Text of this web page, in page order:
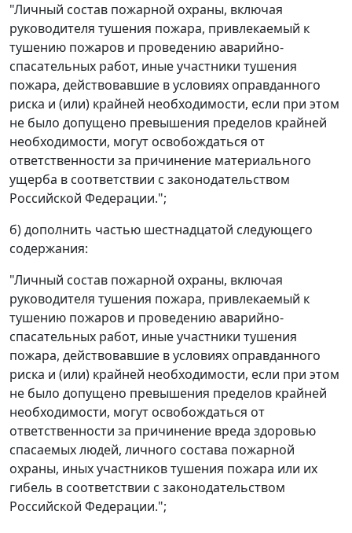
"Личный состав пожарной охраны, включая
руководителя тушения пожара, привлекаемый к
тушению пожаров и проведению аварийно-
спасательных работ, иные участники тушения
пожара, действовавшие в условиях оправданного
риска и (или) крайней необходимости, если при этом
не было допущено превышения пределов крайней
необходимости, могут освобождаться от
ответственности за причинение материального
ущерба в соответствии с законодательством
Российской Федерации.";
б) дополнить частью шестнадцатой следующего
содержания:
"Личный состав пожарной охраны, включая
руководителя тушения пожара, привлекаемый к
тушению пожаров и проведению аварийно-
спасательных работ, иные участники тушения
пожара, действовавшие в условиях оправданного
риска и (или) крайней необходимости, если при этом
не было допущено превышения пределов крайней
необходимости, могут освобождаться от
ответственности за причинение вреда здоровью
спасаемых людей, личного состава пожарной
охраны, иных участников тушения пожара или их
гибель в соответствии с законодательством
Российской Федерации.";